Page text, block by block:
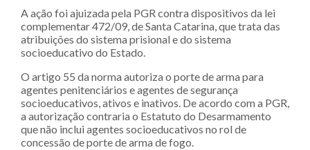
A ação foi ajuizada pela PGR contra dispositivos da lei
complementar 472/09, de Santa Catarina, que trata das
atribuições do sistema prisional e do sistema
socioeducativo do Estado.
O artigo 55 da norma autoriza o porte de arma para
agentes penitenciários e agentes de segurança
socioeducativos, ativos e inativos. De acordo com a PGR,
a autorização contraria o Estatuto do Desarmamento
que não inclui agentes socioeducativos no rol de
concessão de porte de arma de fogo.